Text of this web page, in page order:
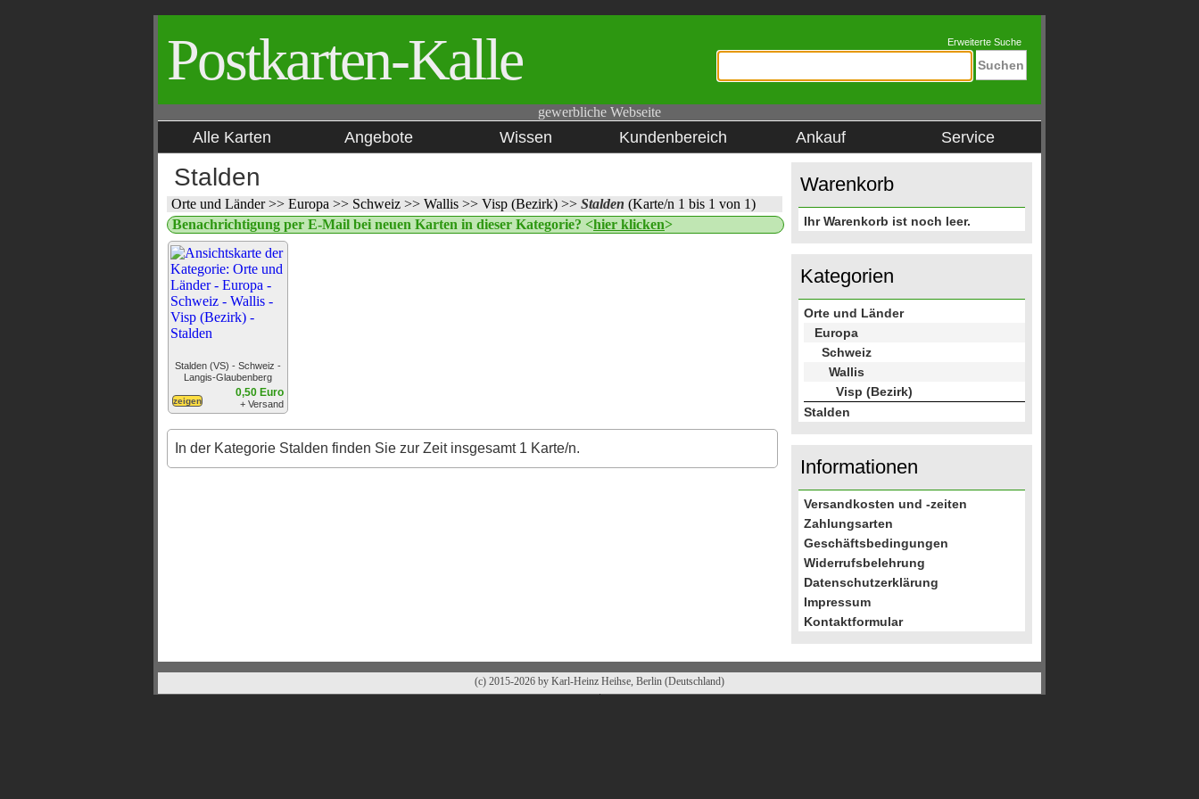
Postkarten-Kalle Erweiterte Suche
gewerbliche Webseite
Alle Karten Angebote Wissen Kundenbereich Ankauf Service
Stalden
Orte und Länder>> Europa >> Schweiz >> Wallis >> Visp (Bezirk) >> Stalden (Karte/n 1 bis 1 von 1)
Benachrichtigung per E-Mail bei neuen Karten in dieser Kategorie? <hier klicken>
Stalden (VS) - Schweiz -
Langis-Glaubenberg
0,50 Euro
+ Versand
In der Kategorie Stalden finden Sie zur Zeit insgesamt 1 Karte/n.
Warenkorb
Ihr Warenkorb ist noch leer.
Kategorien
Orte und Länder
Europa
Schweiz
Wallis
Visp (Bezirk)
Stalden
Informationen
Versandkosten und -zeiten
Zahlungsarten
Geschäftsbedingungen
Widerrufsbelehrung
Datenschutzerklärung
Impressum
Kontaktformular
(c) 2015-2026 by Karl-Heinz Heihse, Berlin (Deutschland)